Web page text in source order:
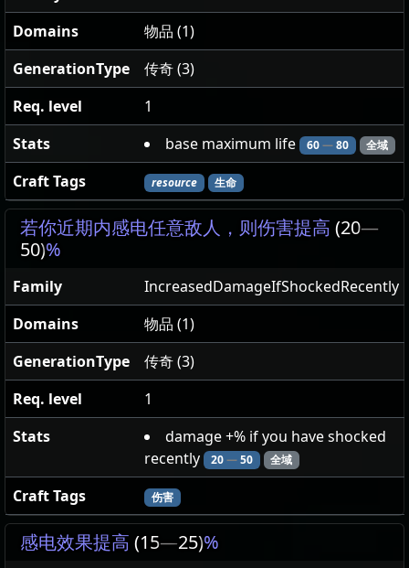
Domains
物品 (1)
GenerationType
传奇 (3)
Req. level
1
Stats
base maximum life 60—80 全域
Craft Tags resource 生命
若你近期内感电任意敌人，则伤害提高 (20—
50)%
Family
IncreasedDamageIfShockedRecently
Domains
物品 (1)
GenerationType
传奇 (3)
Req. level
1
Stats
damage +% if you have shocked
recently
20—50 全域
Craft Tags 伤害
感电效果提高 (15—25)%